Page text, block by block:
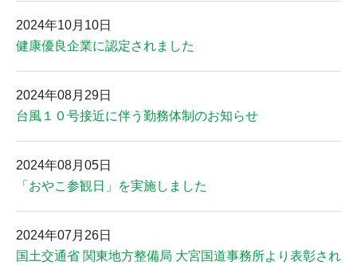
2024年10月10日
健康優良企業に認定されました
2024年08月29日
台風１０号接近に伴う勤務体制のお知らせ
2024年08月05日
「おやこ参観日」を実施しました
2024年07月26日
国土交通省 関東地方整備局 大宮国道事務所より表彰され